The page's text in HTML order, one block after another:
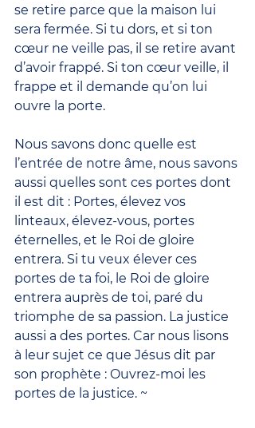
se retire parce que la maison lui
sera fermée. Si tu dors, et si ton
cœur ne veille pas, il se retire avant
d’avoir frappé. Si ton cœur veille, il
frappe et il demande qu’on lui
ouvre la porte.
Nous savons donc quelle est
l’entrée de notre âme, nous savons
aussi quelles sont ces portes dont
il est dit : Portes, élevez vos
linteaux, élevez-vous, portes
éternelles, et le Roi de gloire
entrera. Si tu veux élever ces
portes de ta foi, le Roi de gloire
entrera auprès de toi, paré du
triomphe de sa passion. La justice
aussi a des portes. Car nous lisons
à leur sujet ce que Jésus dit par
son prophète : Ouvrez-moi les
portes de la justice. ~